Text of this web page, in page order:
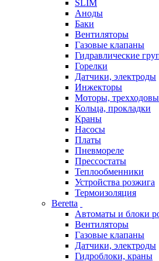
SLIM
Аноды
Баки
Вентиляторы
Газовые клапаны
Гидравлические
Горелки
Датчики, электроды
Инжекторы
Моторы,
Кольца, прокладки
Краны
Насосы
Платы
Пневмореле
Прессостаты
Теплообменники
Устройства розжига
Термоизоляция
Beretta
Автоматы и блоки
Вентиляторы
Газовые клапаны
Датчики, электроды
Гидроблоки, краны